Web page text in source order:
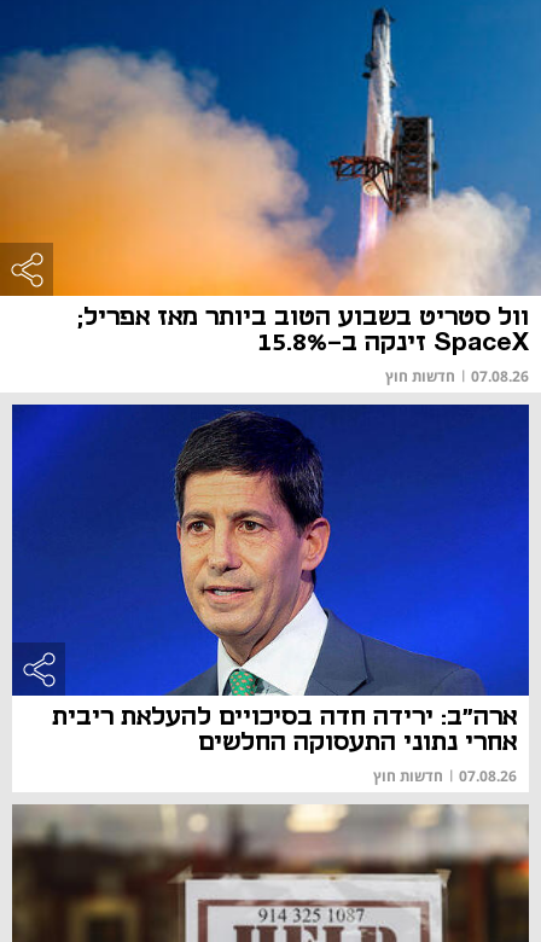
וול סטריט בשבוע הטוב ביותר מאז אפריל;
SpaceX זינקה ב-15.8%
07.08.26
| חדשות חוץ
ארה"ב: ירידה חדה בסיכויים להעלאת ריבית
אחרי נתוני התעסוקה החלשים
07.08.26
| חדשות חוץ